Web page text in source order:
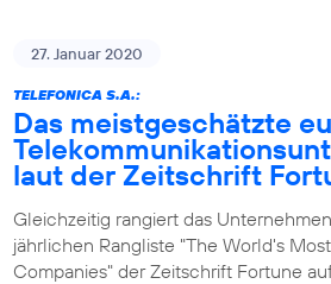
27. Januar 2020
TELEFONICA S.A.:
Das meistgeschätzte
laut der Zeitschrift
Gleichzeitig rangiert das
jährlichen Rangliste "The World's
Companies" der Zeitschrift Fortune